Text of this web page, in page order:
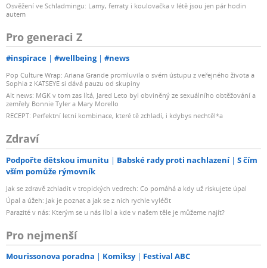
Osvěžení ve Schladmingu: Lamy, ferraty i koulovačka v létě jsou jen pár hodin
autem
Pro generaci Z
#inspirace #wellbeing #news
Pop Culture Wrap: Ariana Grande promluvila o svém ústupu z veřejného života a
Sophia z KATSEYE si dává pauzu od skupiny
Alt news: MGK v tom zas lítá, Jared Leto byl obviněný ze sexuálního obtěžování a
zemřely Bonnie Tyler a Mary Morello
RECEPT: Perfektní letní kombinace, které tě zchladí, i kdybys nechtěl*a
Zdraví
Podpořte dětskou imunitu Babské rady proti nachlazení
S čím
vším pomůže rýmovník
Jak se zdravě zchladit v tropických vedrech: Co pomáhá a kdy už riskujete úpal
Úpal a úžeh: Jak je poznat a jak se z nich rychle vyléčit
Parazité v nás: Kterým se u nás líbí a kde v našem těle je můžeme najít?
Pro nejmenší
Mourissonova poradna Komiksy Festival ABC